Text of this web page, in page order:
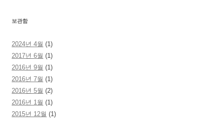
보관함
2024년 4월 (1)
2017년 6월 (1)
2016년 9월 (1)
2016년 7월 (1)
2016년 5월 (2)
2016년 1월 (1)
2015년 12월 (1)